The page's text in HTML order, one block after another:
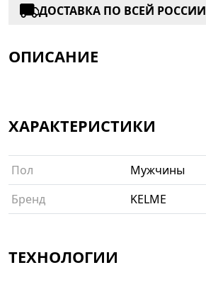
ДОСТАВКА ПО ВСЕЙ РОССИИ
ОПИСАНИЕ
ХАРАКТЕРИСТИКИ
Пол
Мужчины
Бренд
KELME
ТЕХНОЛОГИИ